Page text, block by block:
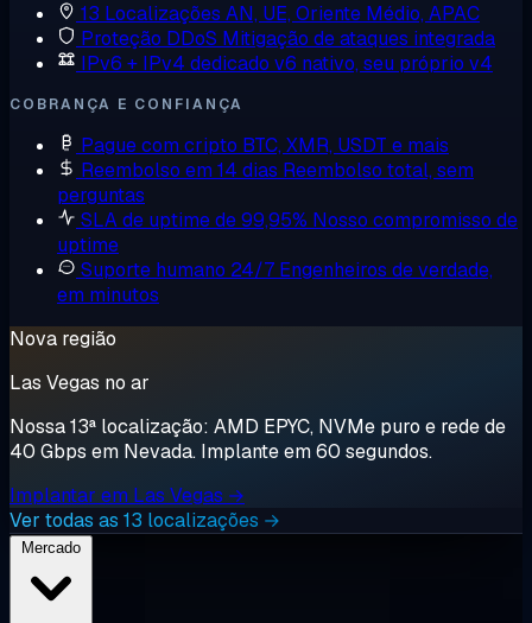
13 Localizações AN, UE, Oriente Médio, APAC
Proteção DDoS Mitigação de ataques integrada
IPv6 + IPv4 dedicado v6 nativo, seu próprio v4
COBRANÇA E CONFIANÇA
Pague com cripto BTC, XMR, USDT e mais
Reembolso em 14 dias Reembolso total, sem
perguntas
SLA de uptime de 99,95% Nosso compromisso de
uptime
Suporte humano 24/7 Engenheiros de verdade,
em minutos
Nova região
Las Vegas no ar
Nossa 13ª localização: AMD EPYC, NVMe puro e rede de
40 Gbps em Nevada. Implante em 60 segundos.
Implantar em Las Vegas →
Ver todas as 13 localizações →